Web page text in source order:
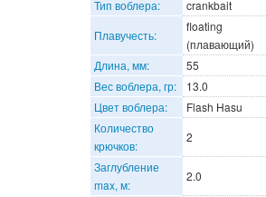
Тип воблера:
crankbait
Плавучесть:
floating
(плавающий)
Длина, мм:
55
Вес воблера, гр:
13.0
Цвет воблера:
Flash Hasu
Количество
крючков:
2
Заглубление
max, м:
2.0